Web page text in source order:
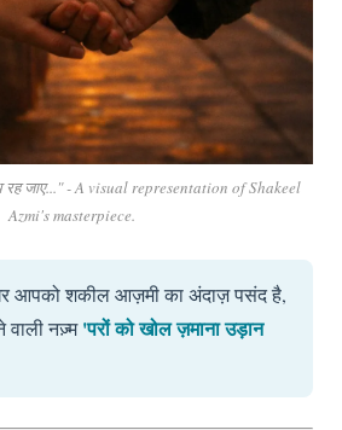
रह जाए..." - A visual representation of Shakeel
Azmi's masterpiece.
आपको शकील आज़मी का अंदाज़ पसंद है,
वाली नज़्म'परों को खोल ज़माना उड़ान